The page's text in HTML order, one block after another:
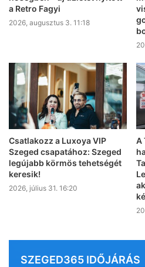
a Retro Fagyi
2026, augusztus 3. 11:18
Csatlakozz a Luxoya VIP
Szeged csapatához: Szeged
legújabb körmös tehetségét
keresik!
2026, július 31. 16:20
A
SZEGED365 IDŐJÁRÁS